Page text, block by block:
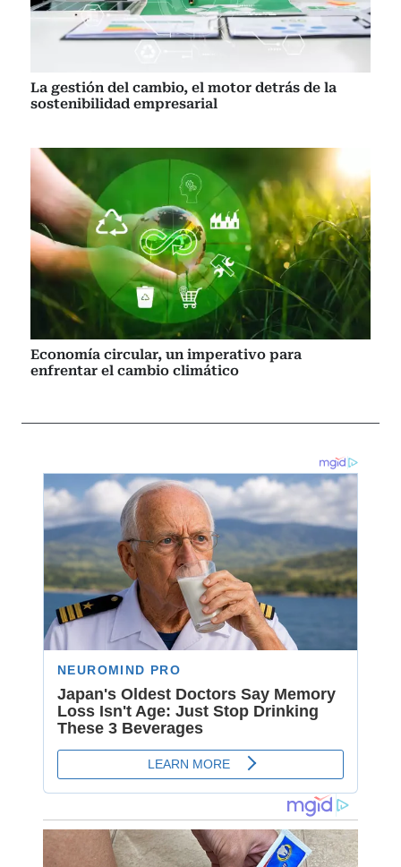
La gestión del cambio, el motor detrás de la
sostenibilidad empresarial
Economía circular, un imperativo para
enfrentar el cambio climático